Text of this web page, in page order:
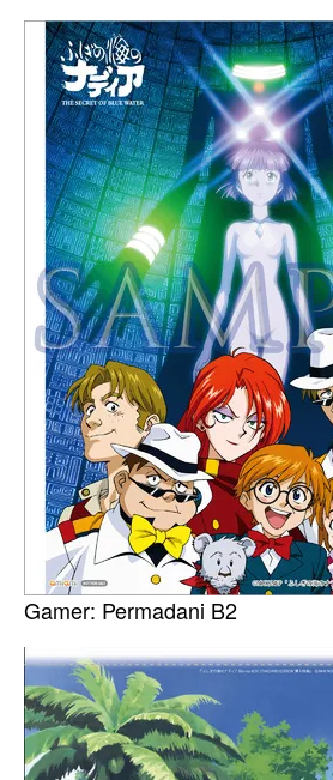
Gamer: Permadani B2